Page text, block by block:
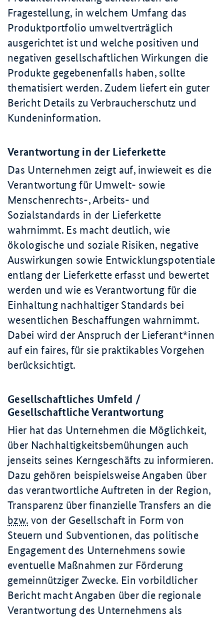
Fragestellung, in welchem Umfang das
Produktportfolio umweltverträglich
ausgerichtet ist und welche positiven und
negativen gesellschaftlichen Wirkungen die
Produkte gegebenenfalls haben, sollte
thematisiert werden. Zudem liefert ein guter
Bericht Details zu Verbraucherschutz und
Kundeninformation.
Verantwortung in der Lieferkette
Das Unternehmen zeigt auf, inwieweit es die
Verantwortung für Umwelt- sowie
Menschenrechts-, Arbeits- und
Sozialstandards in der Lieferkette
wahrnimmt. Es macht deutlich, wie
ökologische und soziale Risiken, negative
Auswirkungen sowie Entwicklungspotentiale
entlang der Lieferkette erfasst und bewertet
werden und wie es Verantwortung für die
Einhaltung nachhaltiger Standards bei
wesentlichen Beschaffungen wahrnimmt.
Dabei wird der Anspruch der Lieferant*innen
auf ein faires, für sie praktikables Vorgehen
berücksichtigt.
Gesellschaftliches Umfeld /
Gesellschaftliche Verantwortung
Hier hat das Unternehmen die Möglichkeit,
über Nachhaltigkeitsbemühungen auch
jenseits seines Kerngeschäfts zu informieren.
Dazu gehören beispielsweise Angaben über
das verantwortliche Auftreten in der Region,
Transparenz über finanzielle Transfers an die
bzw. von der Gesellschaft in Form von
Steuern und Subventionen, das politische
Engagement des Unternehmens sowie
eventuelle Maßnahmen zur Förderung
gemeinnütziger Zwecke. Ein vorbildlicher
Bericht macht Angaben über die regionale
Verantwortung des Unternehmens als